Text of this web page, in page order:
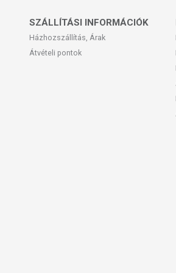
A hangsúly a teljes összeállításon, a
kiegyensúlyozott életmóddal együtt
MIT TARTALMAZ A
A TiroGlan 100%
összeállított elegyre épül. Az
MIÉRT FONTOS, HOGY
anyagcseréjének szabályozásában, a
Szinte nincs olyan szervünk, amely
SZÁLLÍTÁSI INFORMÁCIÓK
Házhozszállítás, Árak
Átvételi pontok